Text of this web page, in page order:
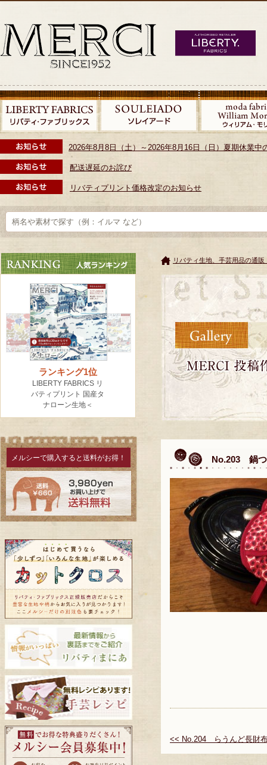
2026年8月8日（土）～2026年8月16日（日）夏期休業中
配送遅延のお詫び
リバティプリント価格改定のお知らせ
メルシーで購入すると送料がお得！
リバティ生地、手芸用品の通
No.203 鍋
<< No.204 らうんど長財